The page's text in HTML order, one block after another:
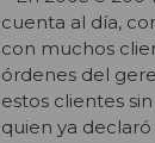
cuenta al día,
con muchos
órdenes del
estos clientes
quien ya